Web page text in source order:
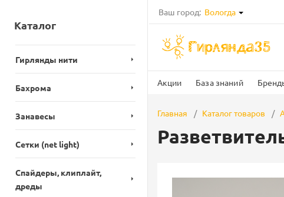
Ваш город: Вологда
Акции База знаний
Каталог
Гирлянды нити
Бахрома
Занавесы
Сетки (net light)
Спайдеры, клиплайт,
дреды
Главная Каталог товаров